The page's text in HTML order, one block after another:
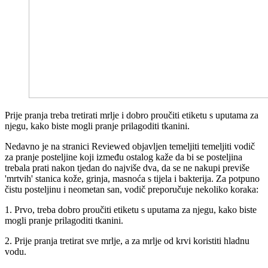
Prije pranja treba tretirati mrlje i dobro proučiti etiketu s uputama za
njegu, kako biste mogli pranje prilagoditi tkanini.
Nedavno je na stranici Reviewed objavljen temeljiti temeljiti vodič
za pranje posteljine koji između ostalog kaže da bi se posteljina
trebala prati nakon tjedan do najviše dva, da se ne nakupi previše
'mrtvih' stanica kože, grinja, masnoća s tijela i bakterija. Za potpuno
čistu posteljinu i neometan san, vodič preporučuje nekoliko koraka:
1. Prvo, treba dobro proučiti etiketu s uputama za njegu, kako biste
mogli pranje prilagoditi tkanini.
2. Prije pranja tretirat sve mrlje, a za mrlje od krvi koristiti hladnu
vodu.